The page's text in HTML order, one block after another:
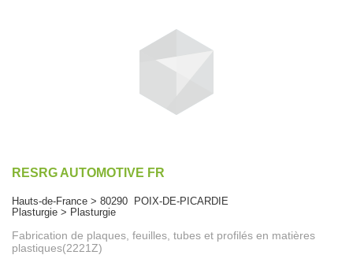
RESRG AUTOMOTIVE FR
Hauts-de-France > 80290 POIX-DE-PICARDIE
Plasturgie > Plasturgie
Fabrication de plaques, feuilles, tubes et profilés en matières
plastiques(2221Z)